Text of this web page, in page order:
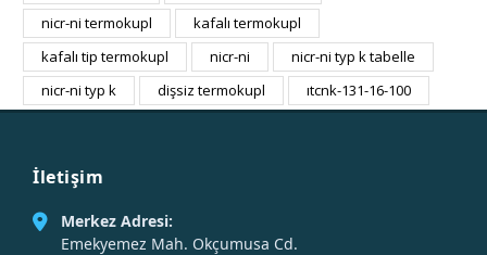
nicr-ni termokupl
kafalı termokupl
kafalı tip termokupl
nicr-ni
nicr-ni typ k tabelle
nicr-ni typ k
dişsiz termokupl ıtcnk-131-16-100
İletişim
Merkez Adresi:
Emekyemez Mah. Okçumusa Cd.